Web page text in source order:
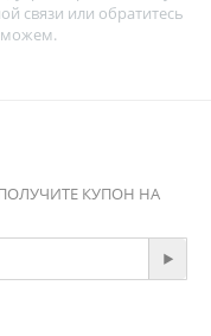
связи или обратитесь
КУПОН НА